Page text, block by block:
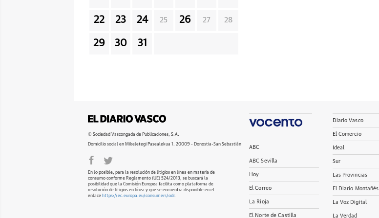
22 23 24 25 26 27 28
29 30 31
© Sociedad Vascongada de Publicaciones, S.A.
Domicilio social en Mikeletegi Pasealekua 1. 20009 - Donostia-San Sebastián
En lo posible, para la resolución de litigios en línea en materia de
consumo conforme Reglamento (UE) 524/2013, se buscará la
posibilidad que la Comisión Europea facilita como plataforma de
resolución de litigios en línea y que se encuentra disponible en el
enlace https://ec.europa.eu/consumers/odr.
ABC
ABC Sevilla
Hoy
El Correo
La Rioja
El Norte de Castilla
Diario Vasco
El Comercio
Ideal
Sur
Las Provincias
El Diario Montañés
La Voz Digital
La Verdad